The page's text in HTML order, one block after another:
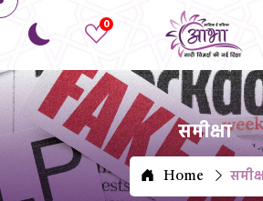
0
समीक्षा
Home